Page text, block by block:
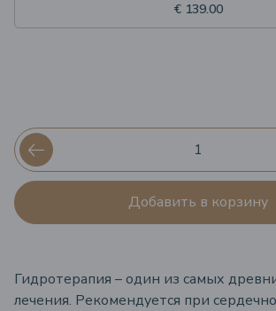
€ 139.00
Добавить в корзину
Гидротерапия – один из самых
лечения. Рекомендуется при